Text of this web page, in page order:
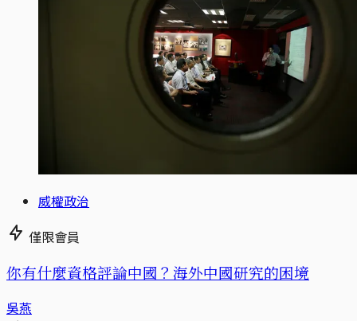
威權政治
僅限會員
你有什麼資格評論中國？海外中國研究的困境
吳燕